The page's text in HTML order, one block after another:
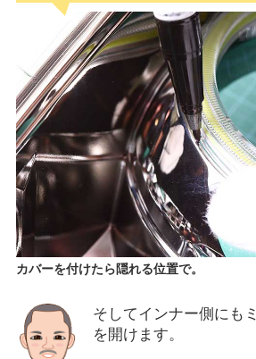
カバーを付けたら隠れる位置で。
そしてインナー側にも
を開けます。